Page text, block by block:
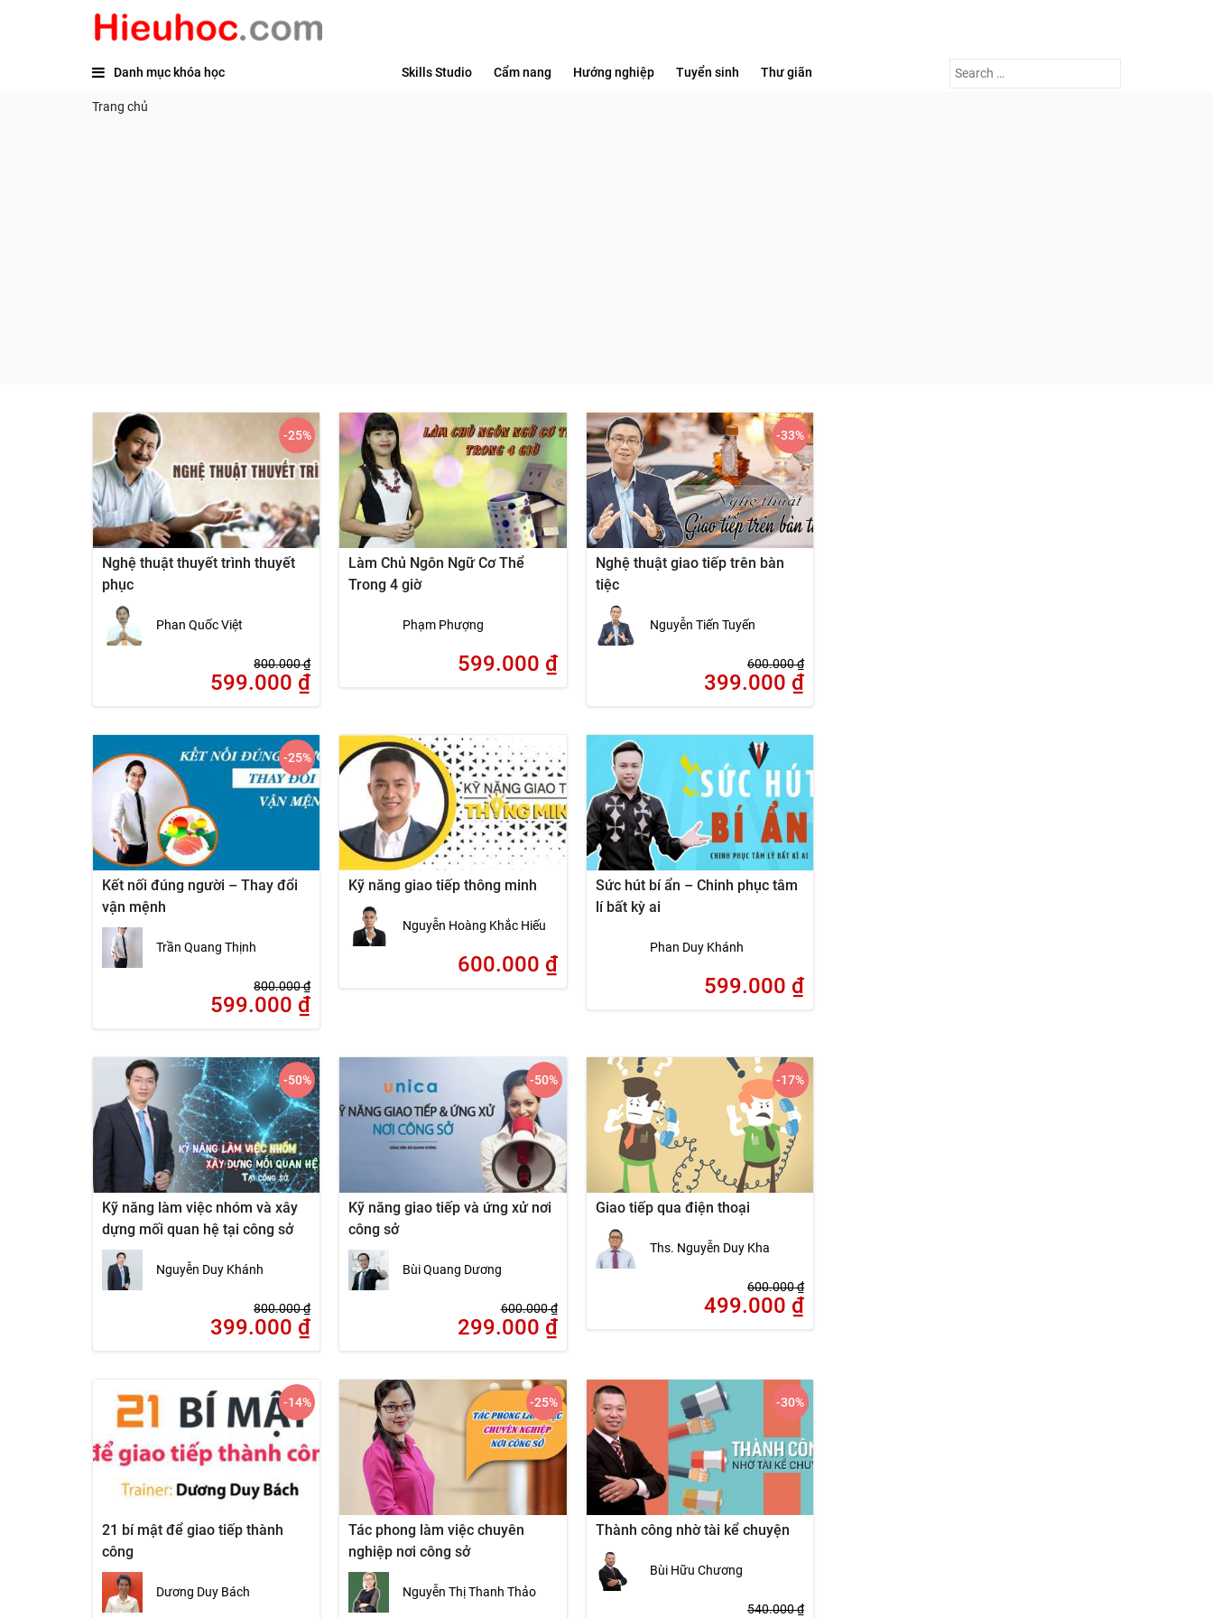
Search
Danh mục khóa học Skills Studio Cẩm nang Hướng nghiệp Tuyển sinh Thư giãn
Trang chủ
Nghệ thuật thuyết trình thuyết
phục
Phan Quốc Việt
800.000₫
599.000 ₫
-25%
Làm Chủ Ngôn Ngữ Cơ Thể
Trong 4 giờ
Phạm Phượng
599.000 ₫
Nghệ thuật giao tiếp trên bàn
tiệc
Nguyễn Tiến Tuyến
600.000₫
399.000 ₫
-33%
Kết nối đúng người – Thay đổi
vận mệnh
Trần Quang Thịnh
800.000₫
599.000 ₫
-25%
Kỹ năng giao tiếp thông minh
Nguyễn Hoàng Khắc Hiếu
600.000 ₫
Sức hút bí ẩn – Chinh phục tâm
lí bất kỳ ai
Phan Duy Khánh
599.000 ₫
Kỹ năng làm việc nhóm và xây
dựng mối quan hệ tại công sở
Nguyễn Duy Khánh
800.000₫
399.000 ₫
-50%
Kỹ năng giao tiếp và ứng xử nơi
công sở
Bùi Quang Dương
600.000₫
299.000 ₫
-50%
Giao tiếp qua điện thoại
Ths. Nguyễn Duy Kha
600.000₫
499.000 ₫
-17%
21 bí mật để giao tiếp thành
công
Dương Duy Bách
-14%
Tác phong làm việc chuyên
nghiệp nơi công sở
Nguyễn Thị Thanh Thảo
-25%
Thành công nhờ tài kể chuyện
Bùi Hữu Chương
540.000₫
-30%